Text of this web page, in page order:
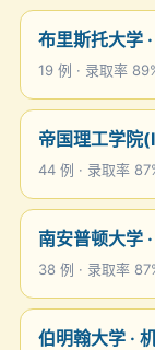
布里斯托大学
19 例 · 录取率
帝国理工学院
44 例 · 录取率
南安普顿大学
38 例 · 录取率
伯明翰大学 ·